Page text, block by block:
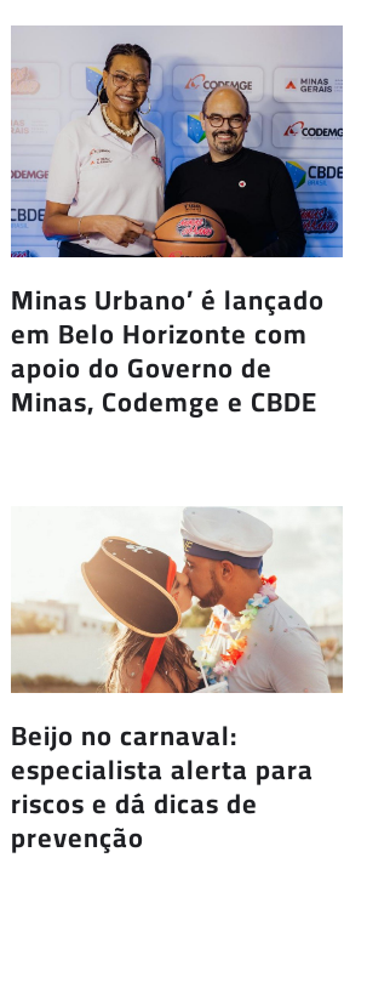
Minas Urbano’ é lançado
em Belo Horizonte com
apoio do Governo de
Minas, Codemge e CBDE
Beijo no carnaval:
especialista alerta para
riscos e dá dicas de
prevenção